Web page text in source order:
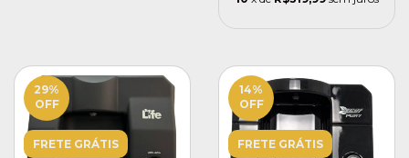
29%
OFF
FRETE GRÁTIS
14%
OFF
FRETE GRÁTIS